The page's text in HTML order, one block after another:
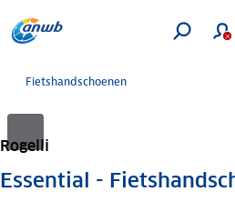
Fietshandschoenen
Rogelli
Essential -